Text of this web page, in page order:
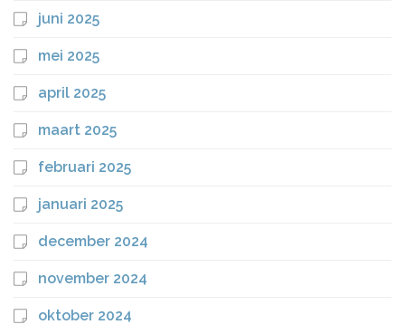
juni 2025
mei 2025
april 2025
maart 2025
februari 2025
januari 2025
december 2024
november 2024
oktober 2024